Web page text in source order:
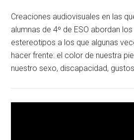
Creaciones audiovisuales en las
alumnas de 4º de ESO abordan
estereotipos a los que algunas
hacer frente: el color de nuestra
nuestro sexo, discapacidad,